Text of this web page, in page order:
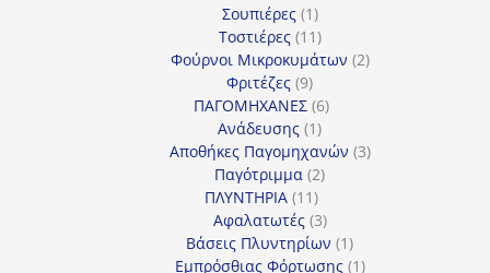
Σουπιέρες 11
προϊόν
Τοστιέρες 1111
προϊόντα
Φούρνοι Μικροκυμάτων 22
Φριτέζες 99
προϊόντα
ΠΑΓΟΜΗΧΑΝΕΣ 66
Ανάδευσης 11
προϊόν
Αποθήκες Παγομηχανών 33
Παγότριμμα 22
ΠΛΥΝΤΗΡΙΑ 1111
προϊόντα
Αφαλατωτές 33
προϊόντα
Βάσεις Πλυντηρίων 11
προϊόν
Εμπρόσθιας Φόρτωσης 11